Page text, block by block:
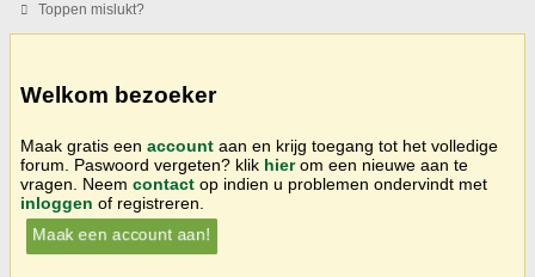
Toppen mislukt?
Welkom bezoeker
Maak gratis een account aan en krijg toegang tot het volledige
forum. Paswoord vergeten? klik hierom een nieuwe aan te
vragen. Neem contact op indien u problemen ondervindt met
inloggen of registreren.
Maak een account aan!